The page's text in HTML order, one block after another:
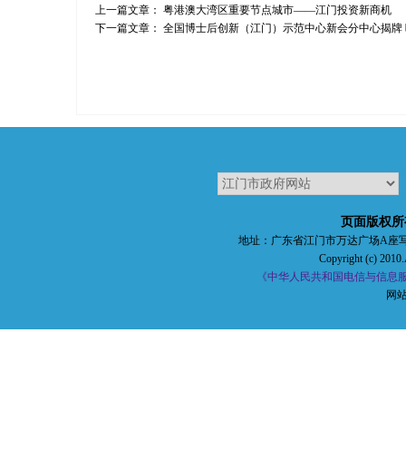
上一篇文章： 粤港澳大湾区重要节点城市——江门投资新商机
下一篇文章： 全国博士后创新（江门）示范中心新会分中心揭
页面版权
地址：广东省江门市万达广场A座
Copyright (c)
《中华人民共和国电信与信息
网